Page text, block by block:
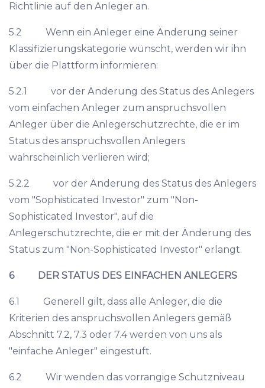
Richtlinie auf den Anleger an.
5.2 Wenn ein Anleger eine Änderung seiner
Klassifizierungskategorie wünscht, werden wir ihn
über die Plattform informieren:
5.2.1 vor der Änderung des Status des Anlegers
vom einfachen Anleger zum anspruchsvollen
Anleger über die Anlegerschutzrechte, die er im
Status des anspruchsvollen Anlegers
wahrscheinlich verlieren wird;
5.2.2 vor der Änderung des Status des Anlegers
vom "Sophisticated Investor" zum "Non-
Sophisticated Investor", auf die
Anlegerschutzrechte, die er mit der Änderung des
Status zum "Non-Sophisticated Investor" erlangt.
6 DER STATUS DES EINFACHEN ANLEGERS
6.1 Generell gilt, dass alle Anleger, die die
Kriterien des anspruchsvollen Anlegers gemäß
Abschnitt 7.2, 7.3 oder 7.4 werden von uns als
"einfache Anleger" eingestuft.
6.2 Wir wenden das vorrangige Schutzniveau